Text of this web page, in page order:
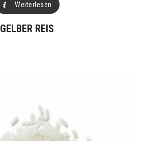
Weiterlesen
GELBER REIS